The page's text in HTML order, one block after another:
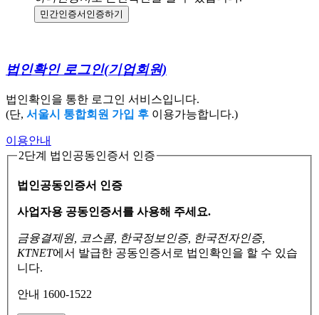
민간인증서 인증하기
법인확인 로그인(기업회원)
법인확인을 통한 로그인 서비스입니다.
(단, 서울시 통합회원 가입 후 이용가능합니다.)
이용안내
2단계 법인공동인증서 인증
법인공동인증서 인증
사업자용 공동인증서를 사용해 주세요.
금융결제원, 코스콤, 한국정보인증, 한국전자인증,
KTNET에서 발급한 공동인증서로 법인확인을 할 수 있습
니다.
안내 1600-1522